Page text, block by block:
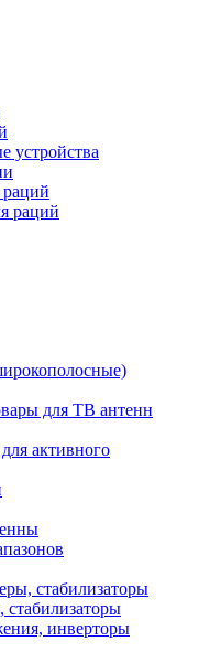
устройства
раций
для ТВ антенн
активного
инверторы